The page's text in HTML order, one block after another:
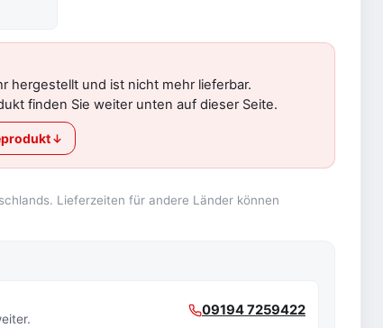
hergestellt und ist nicht mehr lieferbar.
finden Sie weiter unten auf dieser Seite.
Lieferzeiten für andere Länder können
09194 7259422